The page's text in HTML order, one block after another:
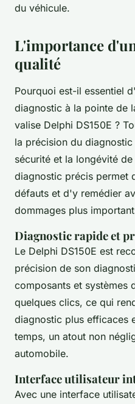
du véhicule.
L'importance
qualité
Pourquoi est-il essentiel
diagnostic à la pointe de
valise Delphi DS150E ?
la précision du
sécurité et la longévité
diagnostic précis permet
défauts et d'y remédier
dommages plus
Diagnostic rapide et
Le Delphi DS150E est
précision de son
composants et systèmes
quelques clics, ce qui
diagnostic plus efficaces
temps, un atout non
automobile.
Interface utilisateur
Avec une interface